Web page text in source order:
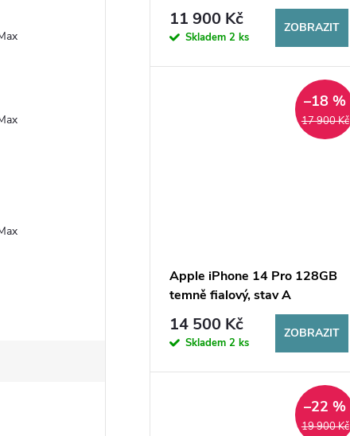
o
11 900 Kč
Skladem 2 ks
ZOBRAZIT
17 900 Kč
–18 %
Apple iPhone 14 Pro 128GB
temně fialový, stav A
14 500 Kč
Skladem 2 ks
ZOBRAZIT
19 900 Kč
–22 %